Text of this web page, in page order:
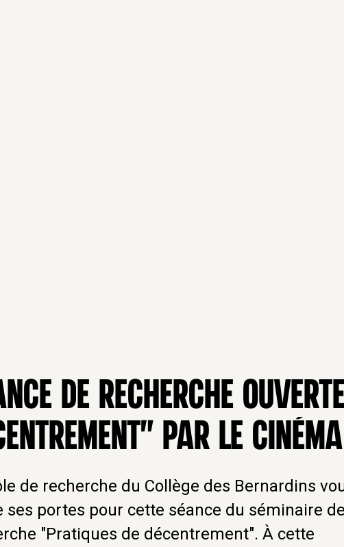
DE RECHERCHE
PAR LE
de recherche du Collège des Bernardins
ses portes pour cette séance du séminaire de
"Pratiques de décentrement". À cette